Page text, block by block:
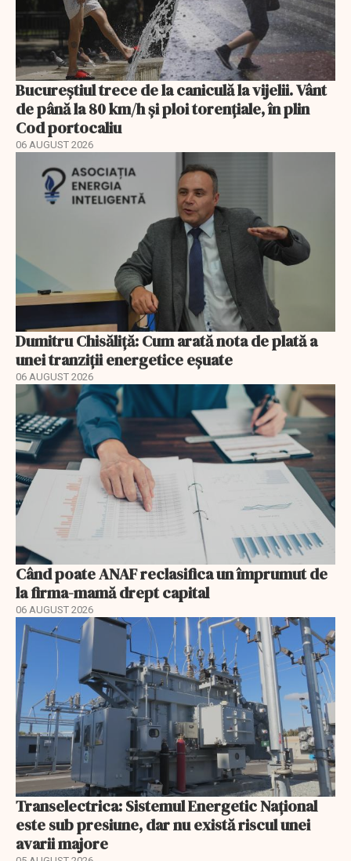
Bucureștiul trece de la caniculă la vijelii. Vânt
de până la 80 km/h și ploi torențiale, în plin
Cod portocaliu
06 AUGUST 2026
Dumitru Chisăliță: Cum arată nota de plată a
unei tranziții energetice eșuate
06 AUGUST 2026
Când poate ANAF reclasifica un împrumut de
la firma-mamă drept capital
06 AUGUST 2026
Transelectrica: Sistemul Energetic Național
este sub presiune, dar nu există riscul unei
avarii majore